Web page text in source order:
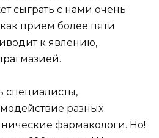
сыграть с нами очень
прием более пяти
к явлению,
специалисты,
разных
фармакологи. Но!